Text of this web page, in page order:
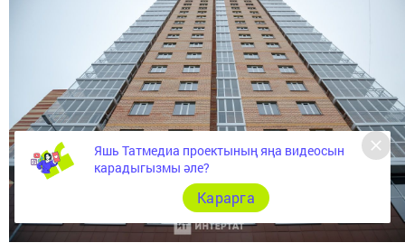
Яшь Татмедиа проектының яңа видеосын
карадыгызмы әле?
Карарга